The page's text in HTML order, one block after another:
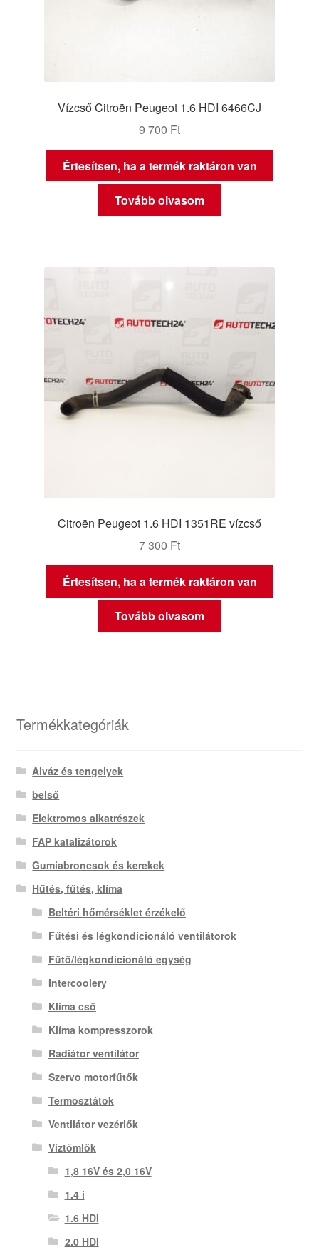
Vízcső Citroën Peugeot 1.6 HDI 6466CJ
9 700 Ft
Értesítsen, ha a termék raktáron van
Tovább olvasom
Citroën Peugeot 1.6 HDI 1351RE vízcső
7 300 Ft
Értesítsen, ha a termék raktáron van
Tovább olvasom
Termékkategóriák
Alváz és tengelyek
belső
Elektromos alkatrészek
FAP katalizátorok
Gumiabroncsok és kerekek
Hűtés, fűtés, klíma
Beltéri hőmérséklet érzékelő
Fűtési és légkondicionáló ventilátorok
Fűtő/légkondicionáló egység
Intercoolery
Klíma cső
Klíma kompresszorok
Radiátor ventilátor
Szervo motorfűtők
Termosztátok
Ventilátor vezérlők
Víztömlők
1,8 16V és 2,0 16V
1.4 i
1.6 HDI
2.0 HDI